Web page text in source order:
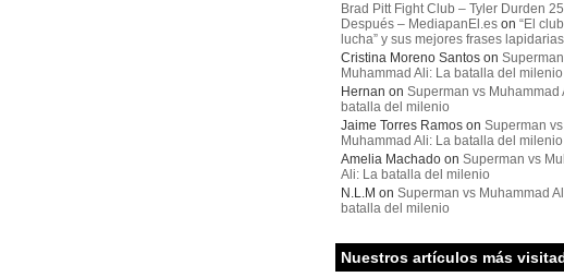
Brad Pitt Fight Club – Tyler Durden
Después – MediapanEl.eson “El
lucha” y sus mejores frases lapidarias
Cristina Moreno Santoson
Muhammad Ali: La batalla del milenio
Hernan on Superman vs Muhammad
batalla del milenio
Jaime Torres Ramoson Superman vs
Muhammad Ali: La batalla del milenio
Amelia Machadoon Superman vs
Ali: La batalla del milenio
N.L.M on Superman vs Muhammad
batalla del milenio
Nuestros artículos más